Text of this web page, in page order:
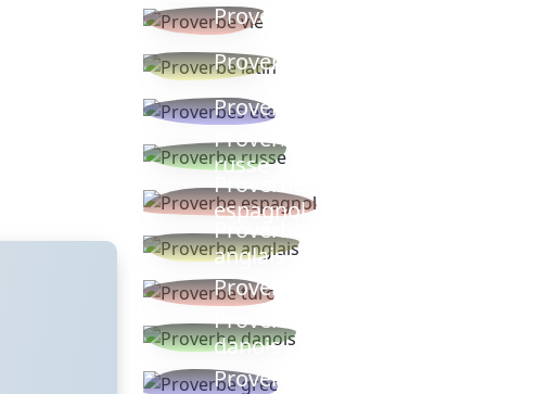
Proverbe vie
Proverbe latin
Proverbes ete
Proverbe
russe
Proverbe
espagnol
Proverbe
anglais
Proverbe turc
Proverbe
danois
Proverbe grec